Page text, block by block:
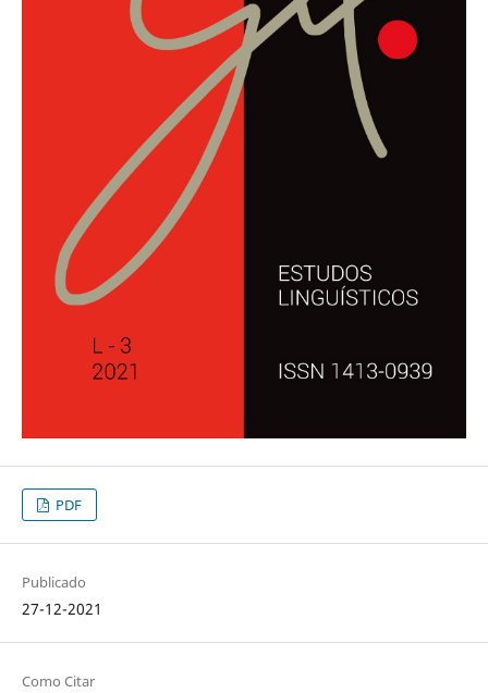
PDF
Publicado
27-12-2021
Como Citar